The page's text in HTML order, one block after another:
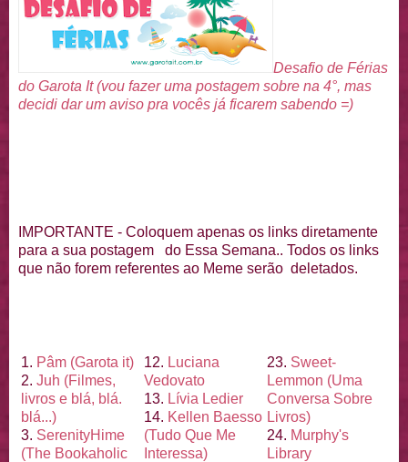
Desafio de Férias
do Garota It (vou fazer uma postagem sobre na 4°, mas
decidi dar um aviso pra vocês já ficarem sabendo =)
IMPORTANTE - Coloquem apenas os links diretamente
para a sua postagem do Essa Semana.. Todos os links
que não forem referentes ao Meme serão deletados.
1. Pâm (Garota it)
2. Juh (Filmes,
livros e blá, blá.
blá...)
3. SerenityHime
(The Bookaholic
12. Luciana
Vedovato
13. Lívia Ledier
14. Kellen Baesso
(Tudo Que Me
Interessa)
23. Sweet-
Lemmon (Uma
Conversa Sobre
Livros)
24. Murphy's
Library